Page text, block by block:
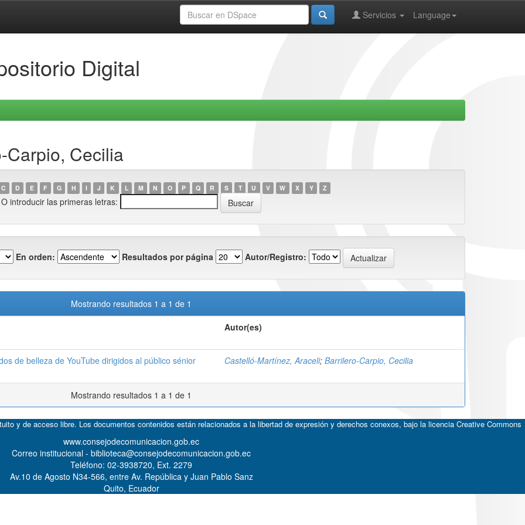
Language
Servicios
Digital
Carpio, Cecilia
C D E F G H I J K L M N O P Q R S T U V W X Y Z
O introducir las primeras letras:
En orden: Resultados por página Autor/Registro:
Mostrando resultados 1 a 1 de 1
Autor(es)
de belleza de YouTube dirigidos al público sénior
Castelló-Martínez, Araceli; Barrilero-Carpio, Cecilia
Mostrando resultados 1 a 1 de 1
y de acceso libre. Los documentos contenidos están relacionados a la libertad de expresión y derechos conexos, bajo la licencia Creative Commons
www.consejodecomunicacion.gob.ec
Correo institucional - biblioteca@consejodecomunicacion.gob.ec
Teléfono: 02-3938720, Ext. 2279
Av.10 de Agosto N34-566, entre Av. República y Juan Pablo Sanz
Quito, Ecuador